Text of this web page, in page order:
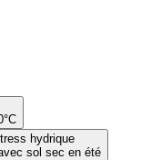
hydrique
sol sec en été